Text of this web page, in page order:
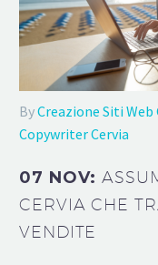
ByCreazione Siti Web
Copywriter Cervia
07 NOV:
CERVIA CHE
VENDITE